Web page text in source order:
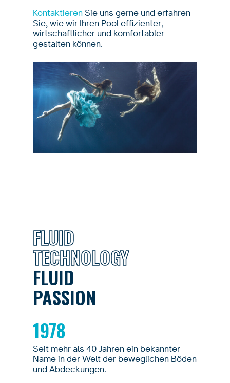
Kontaktieren Sie uns gerne und erfahren
Sie, wie wir Ihren Pool effizienter,
wirtschaftlicher und komfortabler
gestalten können.
FLUID
TECHNOLOGY
FLUID
PASSION
1978
Seit mehr als 40 Jahren ein bekannter
Name in der Welt der beweglichen Böden
und Abdeckungen.